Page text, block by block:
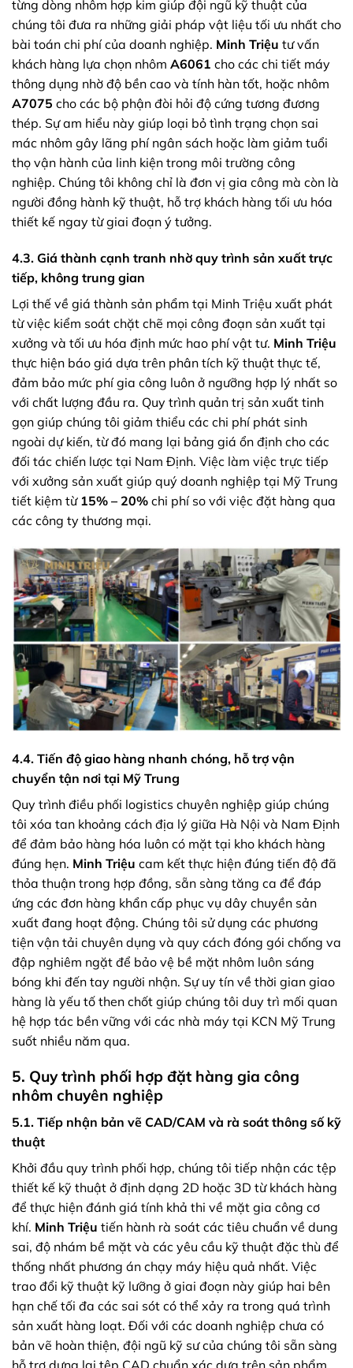
từng dòng nhôm hợp kim giúp đội ngũ kỹ thuật của
chúng tôi đưa ra những giải pháp vật liệu tối ưu nhất cho
bài toán chi phí của doanh nghiệp. Minh Triệu tư vấn
khách hàng lựa chọn nhôm A6061 cho các chi tiết máy
thông dụng nhờ độ bền cao và tính hàn tốt, hoặc nhôm
A7075 cho các bộ phận đòi hỏi độ cứng tương đương
thép. Sự am hiểu này giúp loại bỏ tình trạng chọn sai
mác nhôm gây lãng phí ngân sách hoặc làm giảm tuổi
thọ vận hành của linh kiện trong môi trường công
nghiệp. Chúng tôi không chỉ là đơn vị gia công mà còn là
người đồng hành kỹ thuật, hỗ trợ khách hàng tối ưu hóa
thiết kế ngay từ giai đoạn ý tưởng.
4.3. Giá thành cạnh tranh nhờ quy trình sản xuất trực
tiếp, không trung gian
Lợi thế về giá thành sản phẩm tại Minh Triệu xuất phát
từ việc kiểm soát chặt chẽ mọi công đoạn sản xuất tại
xưởng và tối ưu hóa định mức hao phí vật tư. Minh Triệu
thực hiện báo giá dựa trên phân tích kỹ thuật thực tế,
đảm bảo mức phí gia công luôn ở ngưỡng hợp lý nhất so
với chất lượng đầu ra. Quy trình quản trị sản xuất tinh
gọn giúp chúng tôi giảm thiểu các chi phí phát sinh
ngoài dự kiến, từ đó mang lại bảng giá ổn định cho các
đối tác chiến lược tại Nam Định. Việc làm việc trực tiếp
với xưởng sản xuất giúp quý doanh nghiệp tại Mỹ Trung
tiết kiệm từ 15% – 20% chi phí so với việc đặt hàng qua
các công ty thương mại.
4.4. Tiến độ giao hàng nhanh chóng, hỗ trợ vận
chuyển tận nơi tại Mỹ Trung
Quy trình điều phối logistics chuyên nghiệp giúp chúng
tôi xóa tan khoảng cách địa lý giữa Hà Nội và Nam Định
để đảm bảo hàng hóa luôn có mặt tại kho khách hàng
đúng hẹn. Minh Triệu cam kết thực hiện đúng tiến độ đã
thỏa thuận trong hợp đồng, sẵn sàng tăng ca để đáp
ứng các đơn hàng khẩn cấp phục vụ dây chuyền sản
xuất đang hoạt động. Chúng tôi sử dụng các phương
tiện vận tải chuyên dụng và quy cách đóng gói chống va
đập nghiêm ngặt để bảo vệ bề mặt nhôm luôn sáng
bóng khi đến tay người nhận. Sự uy tín về thời gian giao
hàng là yếu tố then chốt giúp chúng tôi duy trì mối quan
hệ hợp tác bền vững với các nhà máy tại KCN Mỹ Trung
suốt nhiều năm qua.
5. Quy trình phối hợp đặt hàng gia công
nhôm chuyên nghiệp
5.1. Tiếp nhận bản vẽ CAD/CAM và rà soát thông số kỹ
thuật
Khởi đầu quy trình phối hợp, chúng tôi tiếp nhận các tệp
thiết kế kỹ thuật ở định dạng 2D hoặc 3D từ khách hàng
để thực hiện đánh giá tính khả thi về mặt gia công cơ
khí. Minh Triệu tiến hành rà soát các tiêu chuẩn về dung
sai, độ nhám bề mặt và các yêu cầu kỹ thuật đặc thù để
thống nhất phương án chạy máy hiệu quả nhất. Việc
trao đổi kỹ thuật kỹ lưỡng ở giai đoạn này giúp hai bên
hạn chế tối đa các sai sót có thể xảy ra trong quá trình
sản xuất hàng loạt. Đối với các doanh nghiệp chưa có
bản vẽ hoàn thiện, đội ngũ kỹ sư của chúng tôi sẵn sàng
hỗ trợ dựng lại tệp CAD chuẩn xác dựa trên sản phẩm